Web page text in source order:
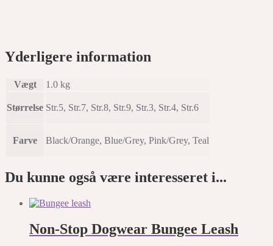
Yderligere information
Vægt 1.0 kg
Størrelse Str.5, Str.7, Str.8, Str.9, Str.3, Str.4, Str.6
Farve Black/Orange, Blue/Grey, Pink/Grey, Teal
Du kunne også være interesseret i...
Non-Stop Dogwear Bungee Leash